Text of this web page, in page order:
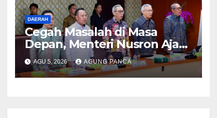
DAERAH
Cegah Masalah di Masa
Depan, Menteri Nusron Ajak
Pemda Percepat Sertipikasi
Tanah Rumah Ibadah di NTT
AGU 5, 2026 AGUNG PANCA